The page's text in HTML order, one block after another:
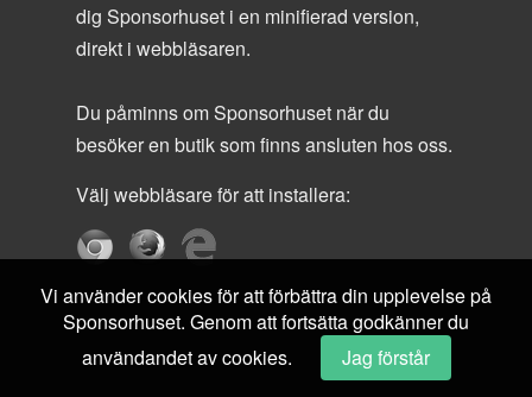
dig Sponsorhuset i en minifierad version,
direkt i webbläsaren.
Du påminns om Sponsorhuset när du
besöker en butik som finns ansluten hos oss.
Välj webbläsare för att installera:
Vi använder cookies för att förbättra din upplevelse på
Sponsorhuset. Genom att fortsätta godkänner du
användandet av cookies.
Jag förstår